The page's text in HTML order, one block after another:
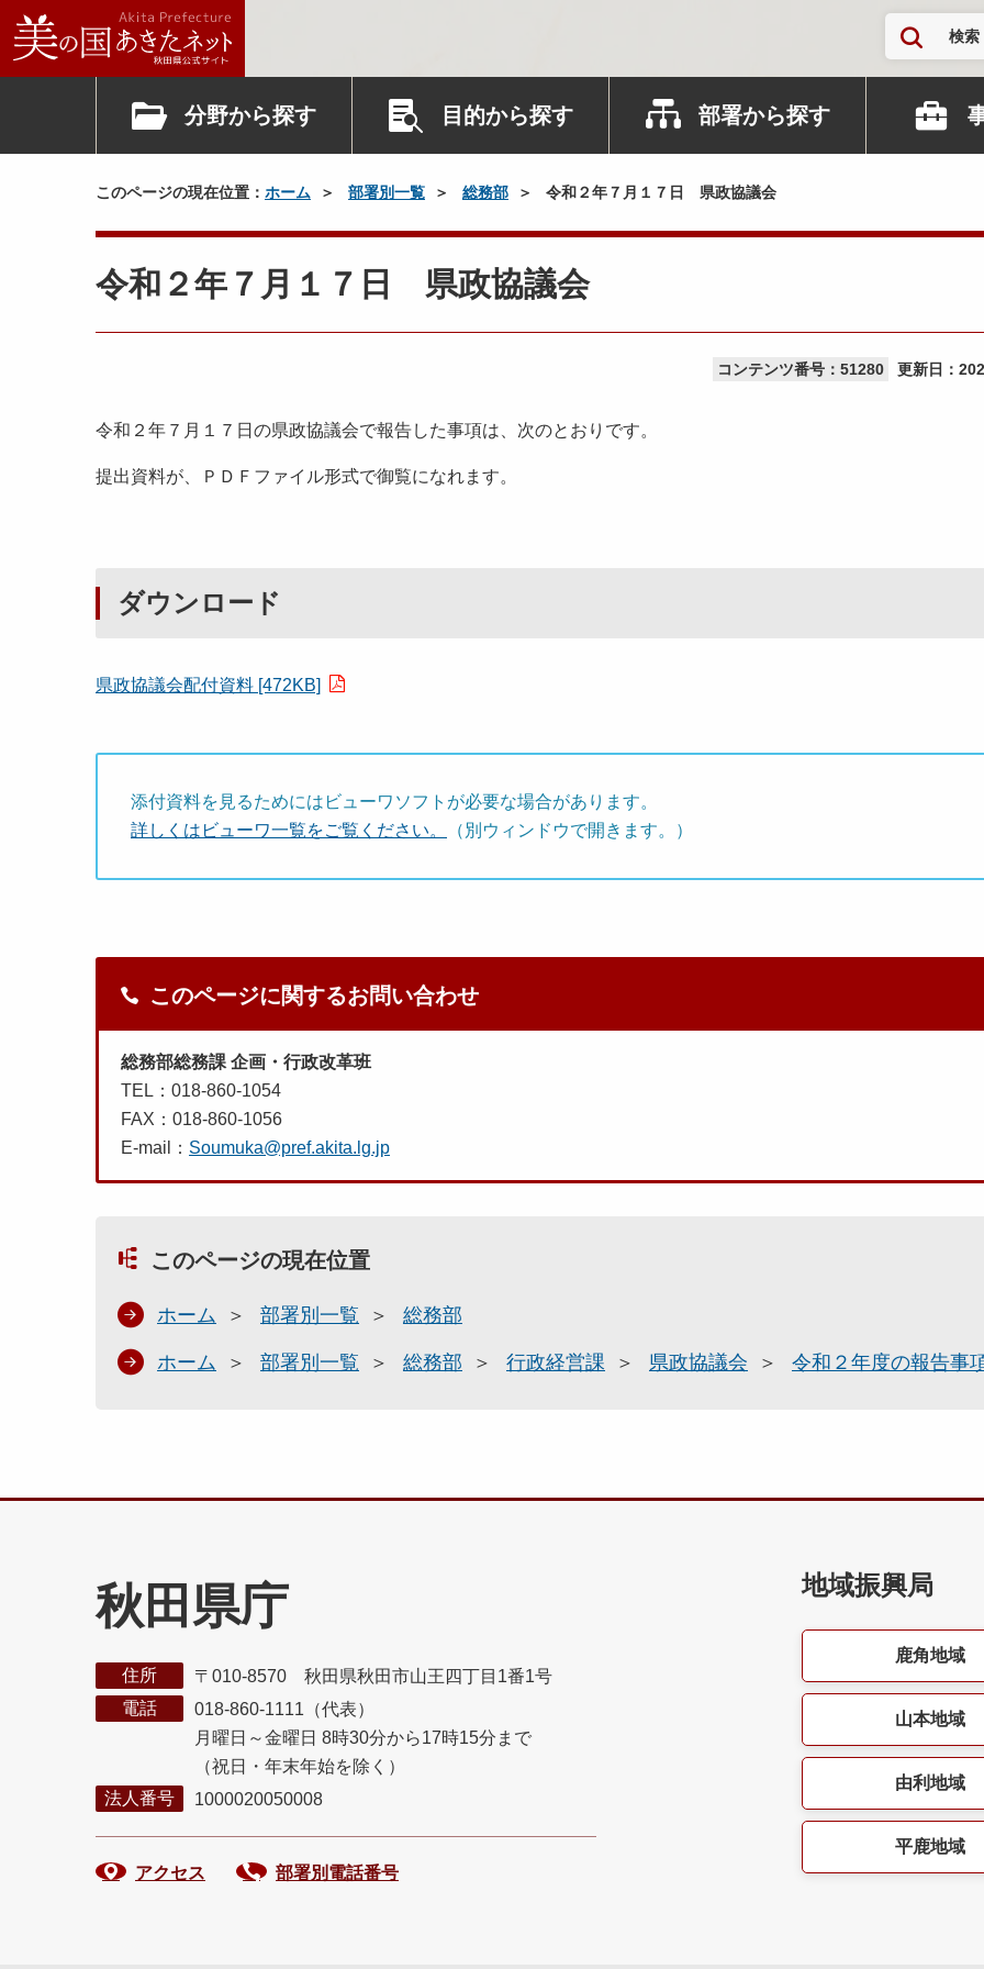
検索
分野から探す 目的から探す 部署から探す
このページの現在位置： ホーム 部署別一覧 総務部 令和２年７月１７日 県政協議会
令和２年７月１７日 県政協議会
コンテンツ番号：51280 更新日：
令和２年７月１７日の県政協議会で報告した事項は、次のとおりです。
提出資料が、ＰＤＦファイル形式で御覧になれます。
ダウンロード
県政協議会配付資料 [472KB]
添付資料を見るためにはビューワソフトが必要な場合があります。
詳しくはビューワ一覧をご覧ください。
（別ウィンドウで開きます。）
このページに関するお問い合わせ
総務部総務課 企画・行政改革班
TEL：018-860-1054
FAX：018-860-1056
E-mail： Soumuka@pref.akita.lg.jp
このページの現在位置
ホーム 部署別一覧 総務部
ホーム 部署別一覧 総務部 行政経営課 県政協議会 令和２年度の報告事
秋田県庁
住所
〒010-8570 秋田県秋田市山王四丁目1番1号
電話
018-860-1111（代表）
月曜日～金曜日 8時30分から17時15分まで
（祝日・年末年始を除く）
法人番号
1000020050008
アクセス 部署別電話番号
地域振興局
鹿角地域
山本地域
由利地域
平鹿地域